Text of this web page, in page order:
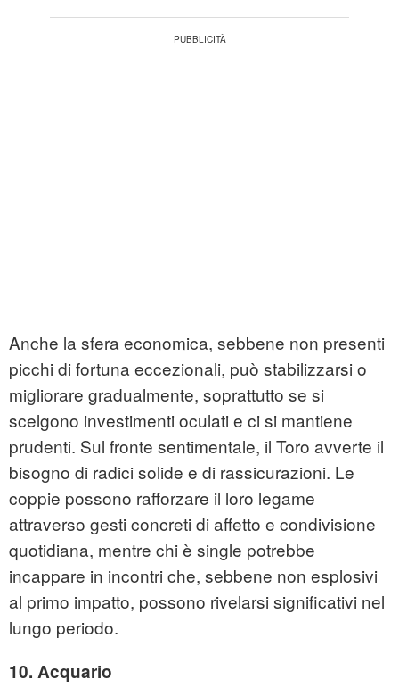
Anche la sfera economica, sebbene non presenti
picchi di fortuna eccezionali, può stabilizzarsi o
migliorare gradualmente, soprattutto se si
scelgono investimenti oculati e ci si mantiene
prudenti. Sul fronte sentimentale, il Toro avverte il
bisogno di radici solide e di rassicurazioni. Le
coppie possono rafforzare il loro legame
attraverso gesti concreti di affetto e condivisione
quotidiana, mentre chi è single potrebbe
incappare in incontri che, sebbene non esplosivi
al primo impatto, possono rivelarsi significativi nel
lungo periodo.
10. Acquario